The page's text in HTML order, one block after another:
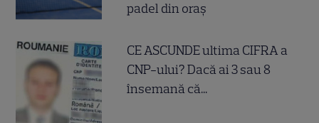
padel din oraș
CE ASCUNDE ultima CIFRA a
CNP-ului? Dacă ai 3 sau 8
însemană că...